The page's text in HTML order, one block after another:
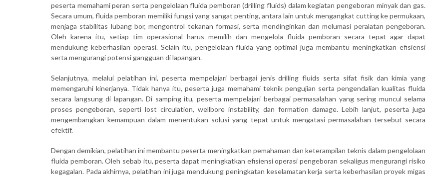
peserta memahami peran serta pengelolaan fluida pemboran (drilling fluids) dalam kegiatan pengeboran minyak dan gas.
Secara umum, fluida pemboran memiliki fungsi yang sangat penting, antara lain untuk mengangkat cutting ke permukaan,
menjaga stabilitas lubang bor, mengontrol tekanan formasi, serta mendinginkan dan melumasi peralatan pengeboran.
Oleh karena itu, setiap tim operasional harus memilih dan mengelola fluida pemboran secara tepat agar dapat
mendukung keberhasilan operasi. Selain itu, pengelolaan fluida yang optimal juga membantu meningkatkan efisiensi
serta mengurangi potensi gangguan di lapangan.
Selanjutnya, melalui pelatihan ini, peserta mempelajari berbagai jenis drilling fluids serta sifat fisik dan kimia yang
memengaruhi kinerjanya. Tidak hanya itu, peserta juga memahami teknik pengujian serta pengendalian kualitas fluida
secara langsung di lapangan. Di samping itu, peserta mempelajari berbagai permasalahan yang sering muncul selama
proses pengeboran, seperti lost circulation, wellbore instability, dan formation damage. Lebih lanjut, peserta juga
mengembangkan kemampuan dalam menentukan solusi yang tepat untuk mengatasi permasalahan tersebut secara
efektif.
Dengan demikian, pelatihan ini membantu peserta meningkatkan pemahaman dan keterampilan teknis dalam pengelolaan
fluida pemboran. Oleh sebab itu, peserta dapat meningkatkan efisiensi operasi pengeboran sekaligus mengurangi risiko
kegagalan. Pada akhirnya, pelatihan ini juga mendukung peningkatan keselamatan kerja serta keberhasilan proyek migas